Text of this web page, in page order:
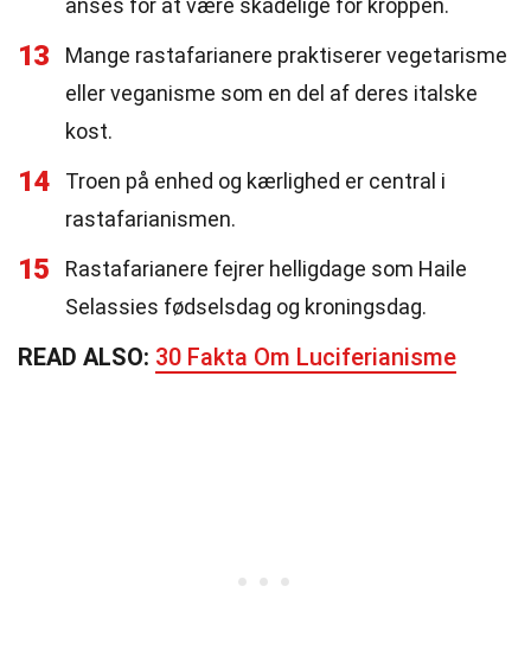
anses for at være skadelige for kroppen.
13
Mange rastafarianere praktiserer vegetarisme
eller veganisme som en del af deres italske
kost.
14
Troen på enhed og kærlighed er central i
rastafarianismen.
15
Rastafarianere fejrer helligdage som Haile
Selassies fødselsdag og kroningsdag.
READ ALSO: 30 Fakta Om Luciferianisme